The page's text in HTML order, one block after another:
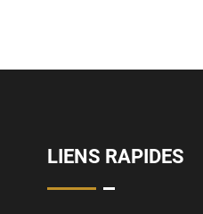
LIENS RAPIDES